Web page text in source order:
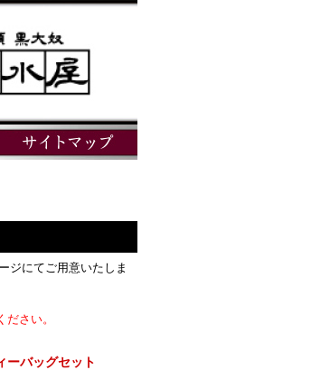
ジにてご用意いたしま
さい。
ーバッグセット